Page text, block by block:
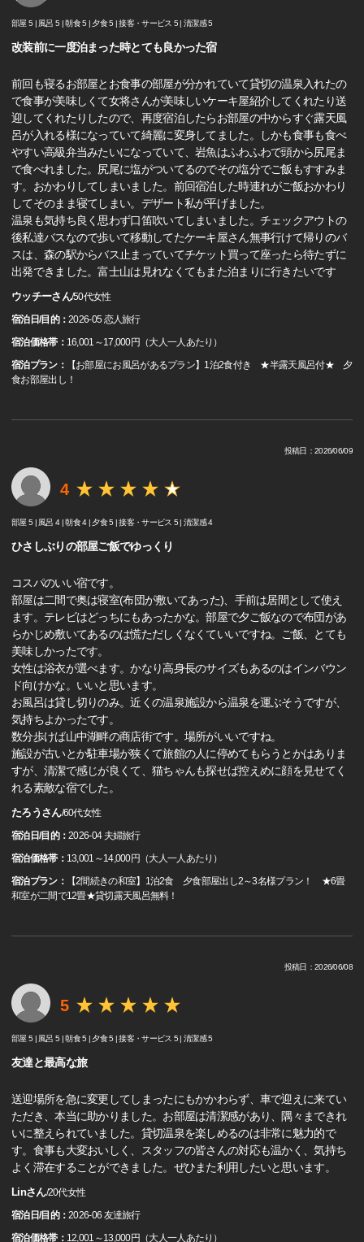
部屋 5 | 風呂 5 |朝食 5 | 夕食 5 |接客・サービス 5 |清潔感 5
改装前に一度泊まった時とても良かった宿
前回も寝るお部屋とお食事の部屋が分かれていて貸切の温泉入れたの
で食事が美味しくて女将さんが美味しいケーキ屋紹介してくれたり送
迎してくれたりしたので、再度宿泊したらお部屋の中からすぐ露天風
呂が入れる様になっていて綺麗に変身してました。しかも食事も食べ
やすい高級弁当みたいになっていて、岩魚はふわふわで頭から尻尾ま
で食べれました。尻尾に塩がついてるのでその塩分でご飯もすすみま
す。おかわりしてしまいました。前回宿泊した時連れがご飯おかわり
してそのまま寝てしまい。デザート私が平げました。
温泉も気持ち良く思わず口笛吹いてしまいました。チェックアウトの
後私達バスなので歩いて移動してたケーキ屋さん無事行けて帰りのバ
スは、森の駅からバス止まっていてチケット買って座ったら待たずに
出発できました。富士山は見れなくてもまた泊まりに行きたいです
ウッチーさん/50代女性
宿泊日/目的：2026-05 恋人旅行
宿泊価格帯： 16,001～17,000円（大人一人あたり）
宿泊プラン：
【お部屋にお風呂があるプラン】1泊2食付き ★半露天風呂付★ 夕
食お部屋出し！
投稿日：2026/06/09
4
部屋 5 | 風呂 4 |朝食 4 | 夕食 5 |接客・サービス 5 |清潔感 4
ひさしぶりの部屋ご飯でゆっくり
コスパのいい宿です。
部屋は二間で奥は寝室(布団が敷いてあった)、手前は居間として使え
ます。テレビはどっちにもあったかな。部屋で夕ご飯なので布団があ
らかじめ敷いてあるのは慌ただしくなくていいですね。ご飯、とても
美味しかったです。
女性は浴衣が選べます。かなり高身長のサイズもあるのはインバウン
ド向けかな。いいと思います。
お風呂は貸し切りのみ。近くの温泉施設から温泉を運ぶそうですが、
気持ちよかったです。
数分歩けば山中湖畔の商店街です。場所がいいですね。
施設が古いとか駐車場が狭くて旅館の人に停めてもらうとかはありま
すが、清潔で感じが良くて、猫ちゃんも探せば控えめに顔を見せてく
れる素敵な宿でした。
たろうさん/60代女性
宿泊日/目的：2026-04 夫婦旅行
宿泊価格帯： 13,001～14,000円（大人一人あたり）
宿泊プラン：
【2間続きの和室】1泊2食 夕食部屋出し2～3名様プラン！ ★6畳
和室が二間で12畳★貸切露天風呂無料！
投稿日：2026/06/08
5
部屋 5 | 風呂 5 |朝食 5 | 夕食 5 |接客・サービス 5 |清潔感 5
友達と最高な旅
送迎場所を急に変更してしまったにもかかわらず、車で迎えに来てい
ただき、本当に助かりました。お部屋は清潔感があり、隅々まできれ
いに整えられていました。貸切温泉を楽しめるのは非常に魅力的で
す。食事も大変おいしく、スタッフの皆さんの対応も温かく、気持ち
よく滞在することができました。ぜひまた利用したいと思います。
Linさん/20代女性
宿泊日/目的：2026-06 友達旅行
宿泊価格帯： 12,001～13,000円（大人一人あたり）